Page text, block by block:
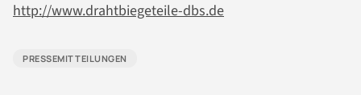
http://www.drahtbiegeteile-dbs.de
PRESSEMITTEILUNGEN